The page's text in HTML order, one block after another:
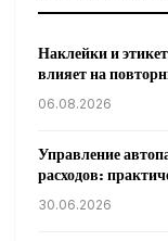
Наклейки и
влияет на
06.08.2026
Управление
расходов:
30.06.2026